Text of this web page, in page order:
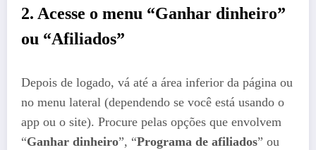
2. Acesse o menu “Ganhar dinheiro”
ou “Afiliados”
Depois de logado, vá até a área inferior da página ou
no menu lateral (dependendo se você está usando o
app ou o site). Procure pelas opções que envolvem
“Ganhar dinheiro”, “Programa de afiliados” ou